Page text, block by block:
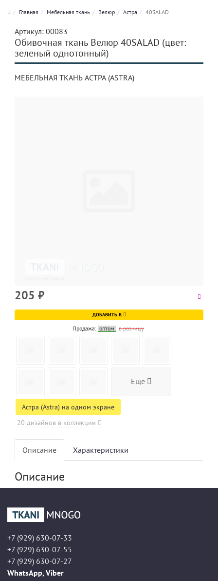
Главная Мебельная ткань Велюр Астра 40SALAD
Артикул: 00083
Обивочная ткань Велюр 40SALAD (цвет:
зеленый однотонный)
МЕБЕЛЬНАЯ ТКАНЬ АСТРА (ASTRA)
205 ₽
ДОБАВИТЬ В
Продажа: оптом в розницу
Ещё
Астра (Astra) на одном экране
20 дизайнов в коллекции
Описание Характеристики
Описание
+7 (929) 630-07-33
+7 (929) 630-07-55
+7 (929) 630-07-27
WhatsApp, Viber